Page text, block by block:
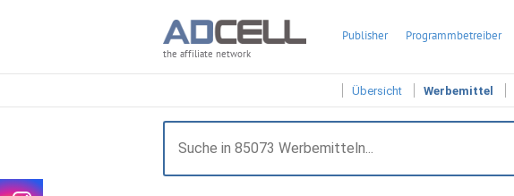
the affiliate network
Publisher Programmbetreiber
Übersicht Werbemittel